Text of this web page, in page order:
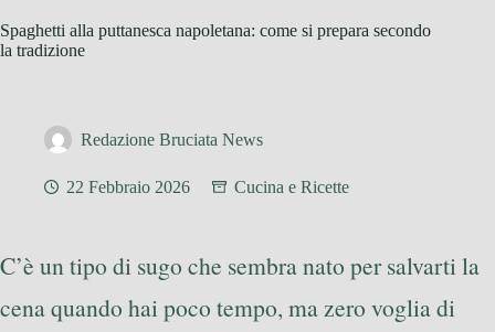
Spaghetti alla puttanesca napoletana: come si prepara secondo
la tradizione
Redazione Bruciata News
22 Febbraio 2026 Cucina e Ricette
C’è un tipo di sugo che sembra nato per salvarti la
cena quando hai poco tempo, ma zero voglia di